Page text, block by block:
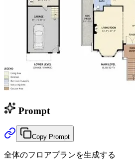
Prompt
Copy Prompt
全体のフロアプランを生成する